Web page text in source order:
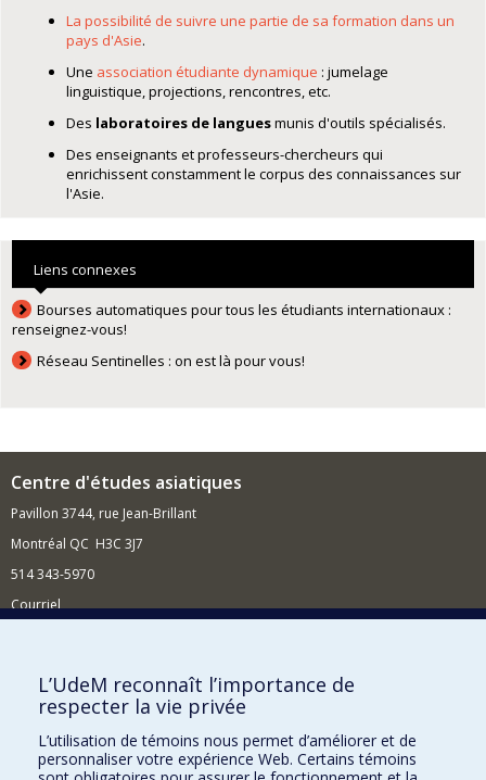
La possibilité de suivre une partie de sa formation dans un
pays d'Asie.
Une association étudiante dynamique : jumelage
linguistique, projections, rencontres, etc.
Des laboratoires de languesmunis d'outils spécialisés.
Des enseignants et professeurs-chercheurs qui
enrichissent constamment le corpus des connaissances sur
l'Asie.
Liens connexes
Bourses automatiques pour tous les étudiants internationaux :
renseignez-vous!
Réseau Sentinelles : on est là pour vous!
Centre d'études asiatiques
Pavillon 3744, rue Jean-Brillant
Montréal QC H3C 3J7
514 343-5970
Courriel
Comment soutenir le Centre ?
BESOIN D'AIDE?
Plan du site
Signaler une erreur
L’UdeM reconnaît l’importance de
respecter la vie privée
L’utilisation de témoins nous permet d’améliorer et de
personnaliser votre expérience Web. Certains témoins